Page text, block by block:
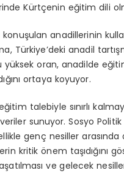
Kürtçenin eğitim dili
konuşulan anadillerinin
Türkiye’deki anadil
oran, anadilde
ortaya koyuyor.
talebiyle sınırlı
sunuyor. Sosyo Politik
genç nesiller
kritik önem taşıdığını
ve gelecek